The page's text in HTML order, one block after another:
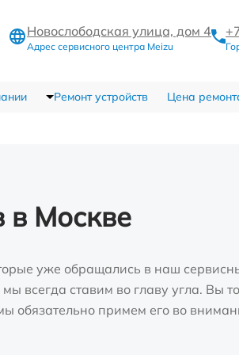
Новослободская улица, дом 4
Адрес сервисного центра Meizu
Ремонт устройств Цена
в Москве
уже обращались в наш
всегда ставим во главу угла. Вы
обязательно примем его во